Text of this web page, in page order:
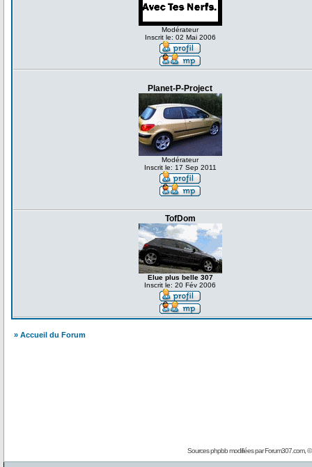
Modérateur
Inscrit le: 02 Mai 2006
Planet-P-Project
Modérateur
Inscrit le: 17 Sep 2011
TofDom
Elue plus belle 307
Inscrit le: 20 Fév 2006
» Accueil du Forum
Sources phpbb modifiées parForum307.com, ©